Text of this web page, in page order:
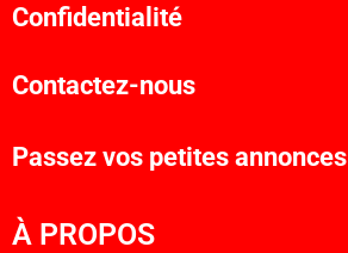
Confidentialité
Contactez-nous
Passez vos petites annonces
À PROPOS